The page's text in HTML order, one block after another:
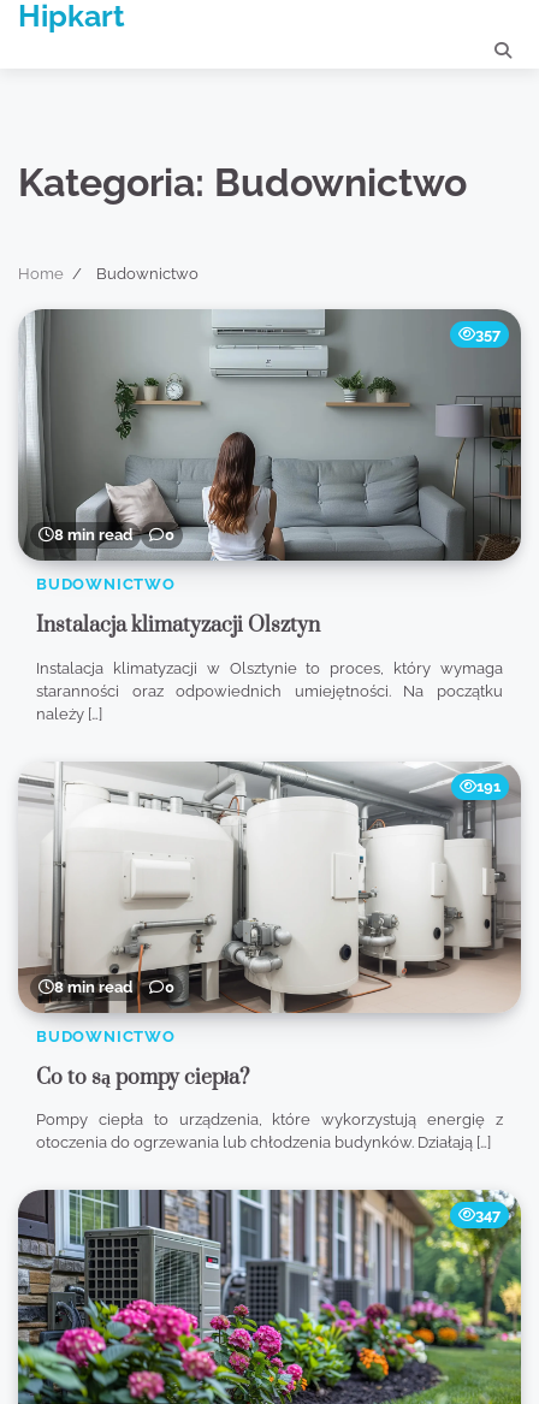
SkipHipkart
Kategoria: Budownictwo
Home Budownictwo
8 min read 0
357
BUDOWNICTWO
Instalacja klimatyzacji Olsztyn
Instalacja klimatyzacji w Olsztynie to proces, który wymaga
staranności oraz odpowiednich umiejętności. Na początku
należy […]
8 min read 0
191
BUDOWNICTWO
Co to są pompy ciepła?
Pompy ciepła to urządzenia, które wykorzystują energię z
otoczenia do ogrzewania lub chłodzenia budynków. Działają […]
347